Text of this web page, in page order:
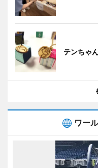
テンちゃ
ワー